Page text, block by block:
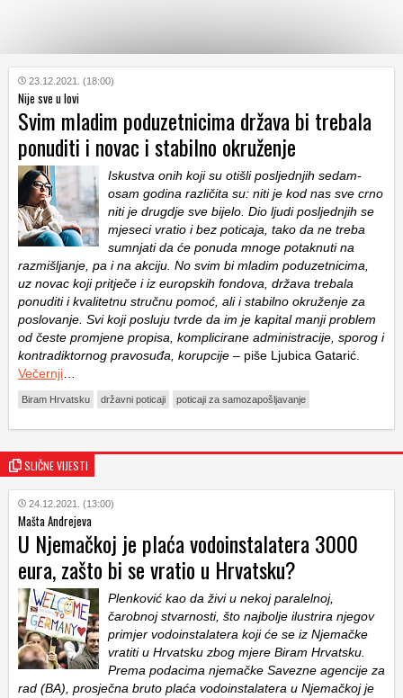
KATEGORIJE
HRVATSKI
WEB
23.12.2021. (18:00)
Nije sve u lovi
Svim mladim poduzetnicima država bi trebala
ponuditi i novac i stabilno okruženje
Iskustva onih koji su otišli posljednjih sedam-
osam godina različita su: niti je kod nas sve crno
niti je drugdje sve bijelo. Dio ljudi posljednjih se
mjeseci vratio i bez poticaja, tako da ne treba
sumnjati da će ponuda mnoge potaknuti na
razmišljanje, pa i na akciju. No svim bi mladim poduzetnicima,
uz novac koji pritječe i iz europskih fondova, država trebala
ponuditi i kvalitetnu stručnu pomoć, ali i stabilno okruženje za
poslovanje. Svi koji posluju tvrde da im je kapital manji problem
od česte promjene propisa, komplicirane administracije, sporog i
kontradiktornog pravosuđa, korupcije – piše Ljubica Gatarić.
Večernji
Biram Hrvatsku državni poticaji poticaji za samozapošljavanje
SLIČNE VIJESTI
24.12.2021. (13:00)
Mašta Andrejeva
U Njemačkoj je plaća vodoinstalatera 3000
eura, zašto bi se vratio u Hrvatsku?
Plenković kao da živi u nekoj paralelnoj,
čarobnoj stvarnosti, što najbolje ilustrira njegov
primjer vodoinstalatera koji će se iz Njemačke
vratiti u Hrvatsku zbog mjere Biram Hrvatsku.
Prema podacima njemačke Savezne agencije za
rad (BA), prosječna bruto plaća vodoinstalatera u Njemačkoj je